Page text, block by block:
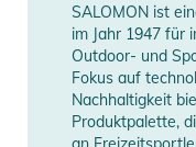
sorgen dafür, dass
egal wie rasant deine
Ein Upgrade für deine
zwei SIGMA-
Manufacturer
Information
SALOMON ist
im Jahr 1947 für
Outdoor- und
Fokus auf
Nachhaltigkeit
Produktpalette,